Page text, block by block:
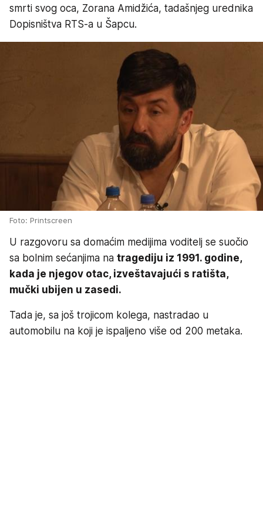
smrti svog oca, Zorana Amidžića, tadašnjeg urednika
Dopisništva RTS-a u Šapcu.
Foto: Printscreen
U razgovoru sa domaćim medijima voditelj se suočio
sa bolnim sećanjima na tragediju iz 1991. godine,
kada je njegov otac, izveštavajući s ratišta,
mučki ubijen u zasedi.
Tada je, sa još trojicom kolega, nastradao u
automobilu na koji je ispaljeno više od 200 metaka.